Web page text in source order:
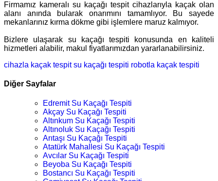
Firmamız kameralı su kaçağı tespit cihazlarıyla kaçak olan
alanı anında bularak onarımını tamamlıyor. Bu sayede
mekanlarınız kırma dökme gibi işlemlere maruz kalmıyor.
Bizlere ulaşarak su kaçağı tespiti konusunda en kaliteli
hizmetleri alabilir, makul fiyatlarımızdan yararlanabilirsiniz.
cihazla kaçak tespitsu kaçağı tespiti robotla kaçak tespiti
Diğer Sayfalar
Edremit Su Kaçağı Tespiti
Akçay Su Kaçağı Tespiti
Altınkum Su Kaçağı Tespiti
Altınoluk Su Kaçağı Tespiti
Arıtaşı Su Kaçağı Tespiti
Atatürk Mahallesi Su Kaçağı Tespiti
Avcılar Su Kaçağı Tespiti
Beyoba Su Kaçağı Tespiti
Bostancı Su Kaçağı Tespiti